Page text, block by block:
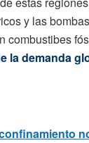
y las
combustibes
la demanda